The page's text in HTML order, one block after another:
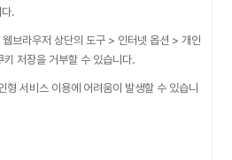
.
브라우저 상단의 도구 > 인터넷 옵션 > 개인
저장을 거부할 수 있습니다.
형 서비스 이용에 어려움이 발생할 수 있습니